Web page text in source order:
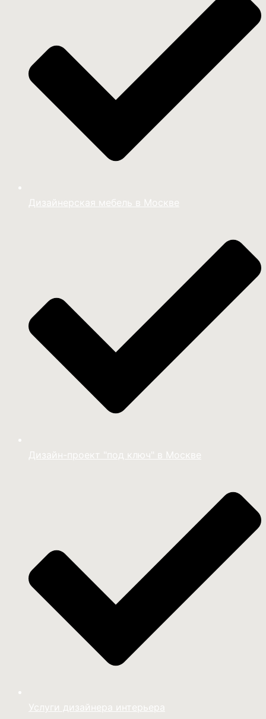
Дизайнерская мебель в Москве
Дизайн-проект "под ключ" в Москве
Услуги дизайнера интерьера